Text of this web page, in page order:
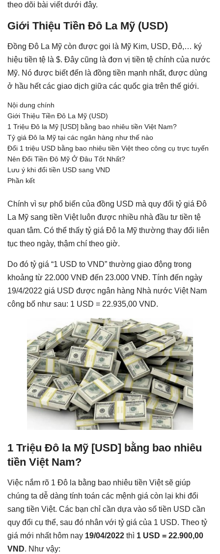
theo dõi bài viết dưới đây.
Giới Thiệu Tiền Đô La Mỹ (USD)
Đồng Đô La Mỹ còn được gọi là Mỹ Kim, USD, Đô,… ký
hiệu tiền tệ là $. Đây cũng là đơn vị tiền tệ chính của nước
Mỹ. Nó được biết đến là đồng tiền mạnh nhất, được dùng
ở hầu hết các giao dịch giữa các quốc gia trên thế giới.
Nội dung chính
Giới Thiệu Tiền Đô La Mỹ (USD)
1 Triệu Đô la Mỹ [USD] bằng bao nhiêu tiền Việt Nam?
Tỷ giá Đô la Mỹ tại các ngân hàng như thế nào
Đổi 1 triệu USD bằng bao nhiêu tiền Việt theo công cụ trực tuyến
Nên Đổi Tiền Đô Mỹ Ở Đâu Tốt Nhất?
Lưu ý khi đổi tiền USD sang VND
Phần kết
Chính vì sự phổ biến của đồng USD mà quy đổi tỷ giá Đô
La Mỹ sang tiền Việt luôn được nhiều nhà đầu tư tiền tệ
quan tâm. Có thể thấy tỷ giá Đô la Mỹ thường thay đổi liên
tục theo ngày, thậm chí theo giờ.
Do đó tỷ giá “1 USD to VND” thường giao động trong
khoảng từ 22.000 VNĐ đến 23.000 VNĐ. Tính đến ngày
19/4/2022 giá USD được ngân hàng Nhà nước Việt Nam
công bố như sau: 1 USD = 22.935,00 VND.
1 Triệu Đô la Mỹ [USD] bằng bao nhiêu
tiền Việt Nam?
Việc nắm rõ 1 Đô la bằng bao nhiêu tiền Việt sẽ giúp
chúng ta dễ dàng tính toán các mệnh giá còn lại khi đổi
sang tiền Việt. Các bạn chỉ cần dựa vào số tiền USD cần
quy đổi cụ thể, sau đó nhân với tỷ giá của 1 USD. Theo tỷ
giá mới nhất hôm nay 19/04/2022 thì 1 USD = 22.900,00
VND. Như vậy: